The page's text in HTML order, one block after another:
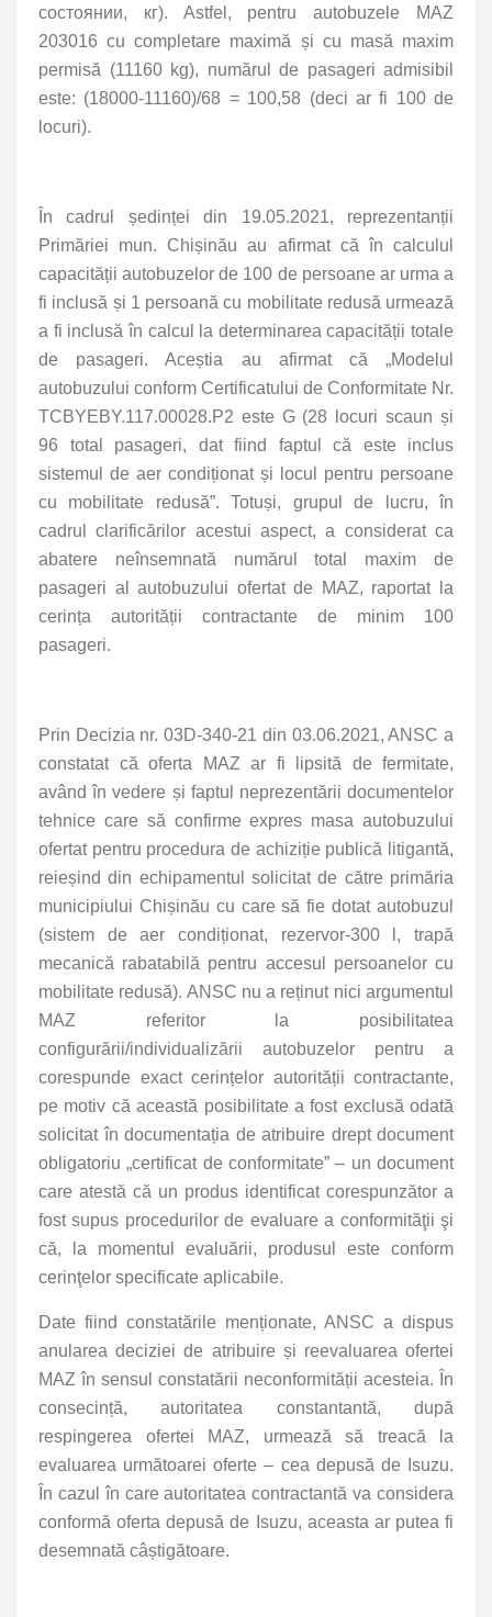
состоянии, кг). Astfel, pentru autobuzele MAZ
203016 cu completare maximă și cu masă maxim
permisă (11160 kg), numărul de pasageri admisibil
este: (18000-11160)/68 = 100,58 (deci ar fi 100 de
locuri).
În cadrul ședinței din 19.05.2021, reprezentanții
Primăriei mun. Chișinău au afirmat că în calculul
capacității autobuzelor de 100 de persoane ar urma a
fi inclusă și 1 persoană cu mobilitate redusă urmează
a fi inclusă în calcul la determinarea capacității totale
de pasageri. Aceștia au afirmat că „Modelul
autobuzului conform Certificatului de Conformitate Nr.
TCBYEBY.117.00028.P2 este G (28 locuri scaun și
96 total pasageri, dat fiind faptul că este inclus
sistemul de aer condiționat și locul pentru persoane
cu mobilitate redusă”. Totuși, grupul de lucru, în
cadrul clarificărilor acestui aspect, a considerat ca
abatere neînsemnată numărul total maxim de
pasageri al autobuzului ofertat de MAZ, raportat la
cerința autorității contractante de minim 100
pasageri.
Prin Decizia nr. 03D-340-21 din 03.06.2021, ANSC a
constatat că oferta MAZ ar fi lipsită de fermitate,
având în vedere și faptul neprezentării documentelor
tehnice care să confirme expres masa autobuzului
ofertat pentru procedura de achiziție publică litigantă,
reieșind din echipamentul solicitat de către primăria
municipiului Chișinău cu care să fie dotat autobuzul
(sistem de aer condiționat, rezervor-300 l, trapă
mecanică rabatabilă pentru accesul persoanelor cu
mobilitate redusă). ANSC nu a reținut nici argumentul
MAZ referitor la posibilitatea
configurării/individualizării autobuzelor pentru a
corespunde exact cerințelor autorității contractante,
pe motiv că această posibilitate a fost exclusă odată
solicitat în documentația de atribuire drept document
obligatoriu „certificat de conformitate” – un document
care atestă că un produs identificat corespunzător a
fost supus procedurilor de evaluare a conformităţii şi
că, la momentul evaluării, produsul este conform
cerinţelor specificate aplicabile.
Date fiind constatările menționate, ANSC a dispus
anularea deciziei de atribuire și reevaluarea ofertei
MAZ în sensul constatării neconformității acesteia. În
consecință, autoritatea constantantă, după
respingerea ofertei MAZ, urmează să treacă la
evaluarea următoarei oferte – cea depusă de Isuzu.
În cazul în care autoritatea contractantă va considera
conformă oferta depusă de Isuzu, aceasta ar putea fi
desemnată câștigătoare.